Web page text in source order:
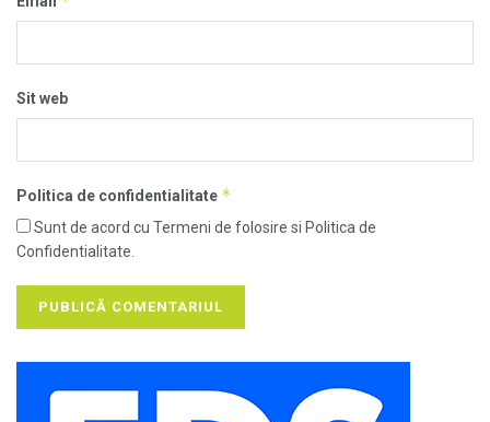
Sit web
Politica de confidentialitate *
Sunt de acord cu Termeni de folosire si Politica de
Confidentialitate.